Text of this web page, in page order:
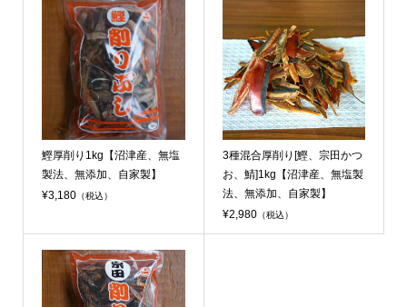
鰹厚削り1kg【沼津産、無塩
製法、無添加、自家製】
¥3,180（税込）
3種混合厚削り[鰹、宗田かつ
お、鯖]1kg【沼津産、無塩製
法、無添加、自家製】
¥2,980（税込）